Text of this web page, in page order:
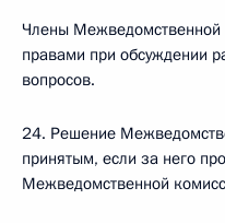
Члены
правами при обсуждении
вопросов.
24. Решение
принятым, если за него
Межведомственной